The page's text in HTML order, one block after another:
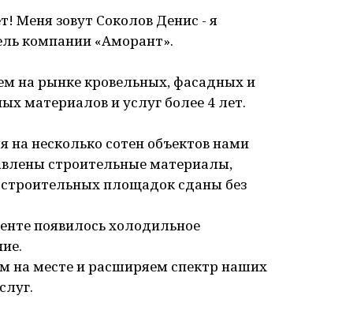
Меня зовут Соколов Денис - я
компании «Аморант».
на рынке кровельных, фасадных и
материалов и услуг более 4 лет.
на несколько сотен объектов нами
строительные материалы,
площадок сданы без
появилось холодильное
на месте и расширяем спектр наших